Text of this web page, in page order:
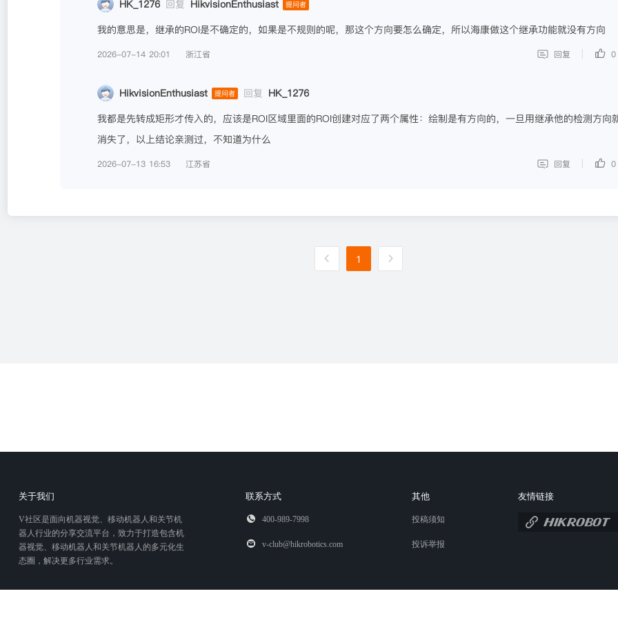
HK_1276 回复 HikvisionEnthusiast 提问者
我的意思是，继承的ROI是不确定的，如果是不规则的呢，那这个方向要怎么确定，所以海康做这个继承功能就没有方向
2026-07-14 20:01 浙江省 回复 0
HikvisionEnthusiast 提问者 回复 HK_1276
我都是先转成矩形才传入的，应该是ROI区域里面的ROI创建对应了两个属性：绘制是有方向的，一旦用继承他的检测方向
消失了，以上结论亲测过，不知道为什么
2026-07-13 16:53 江苏省 回复 0
1
关于我们
V社区是面向机器视觉、移动机器人和关节机
器人行业的分享交流平台，致力于打造包含机
器视觉、移动机器人和关节机器人的多元化生
态圈，解决更多行业需求。
联系方式
400-989-7998
v-club@hikrobotics.com
其他
投稿须知
投诉举报
友情链接